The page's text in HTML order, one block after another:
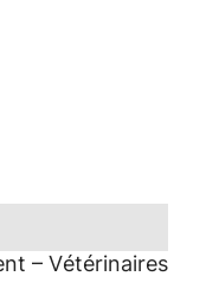
– Vétérinaires